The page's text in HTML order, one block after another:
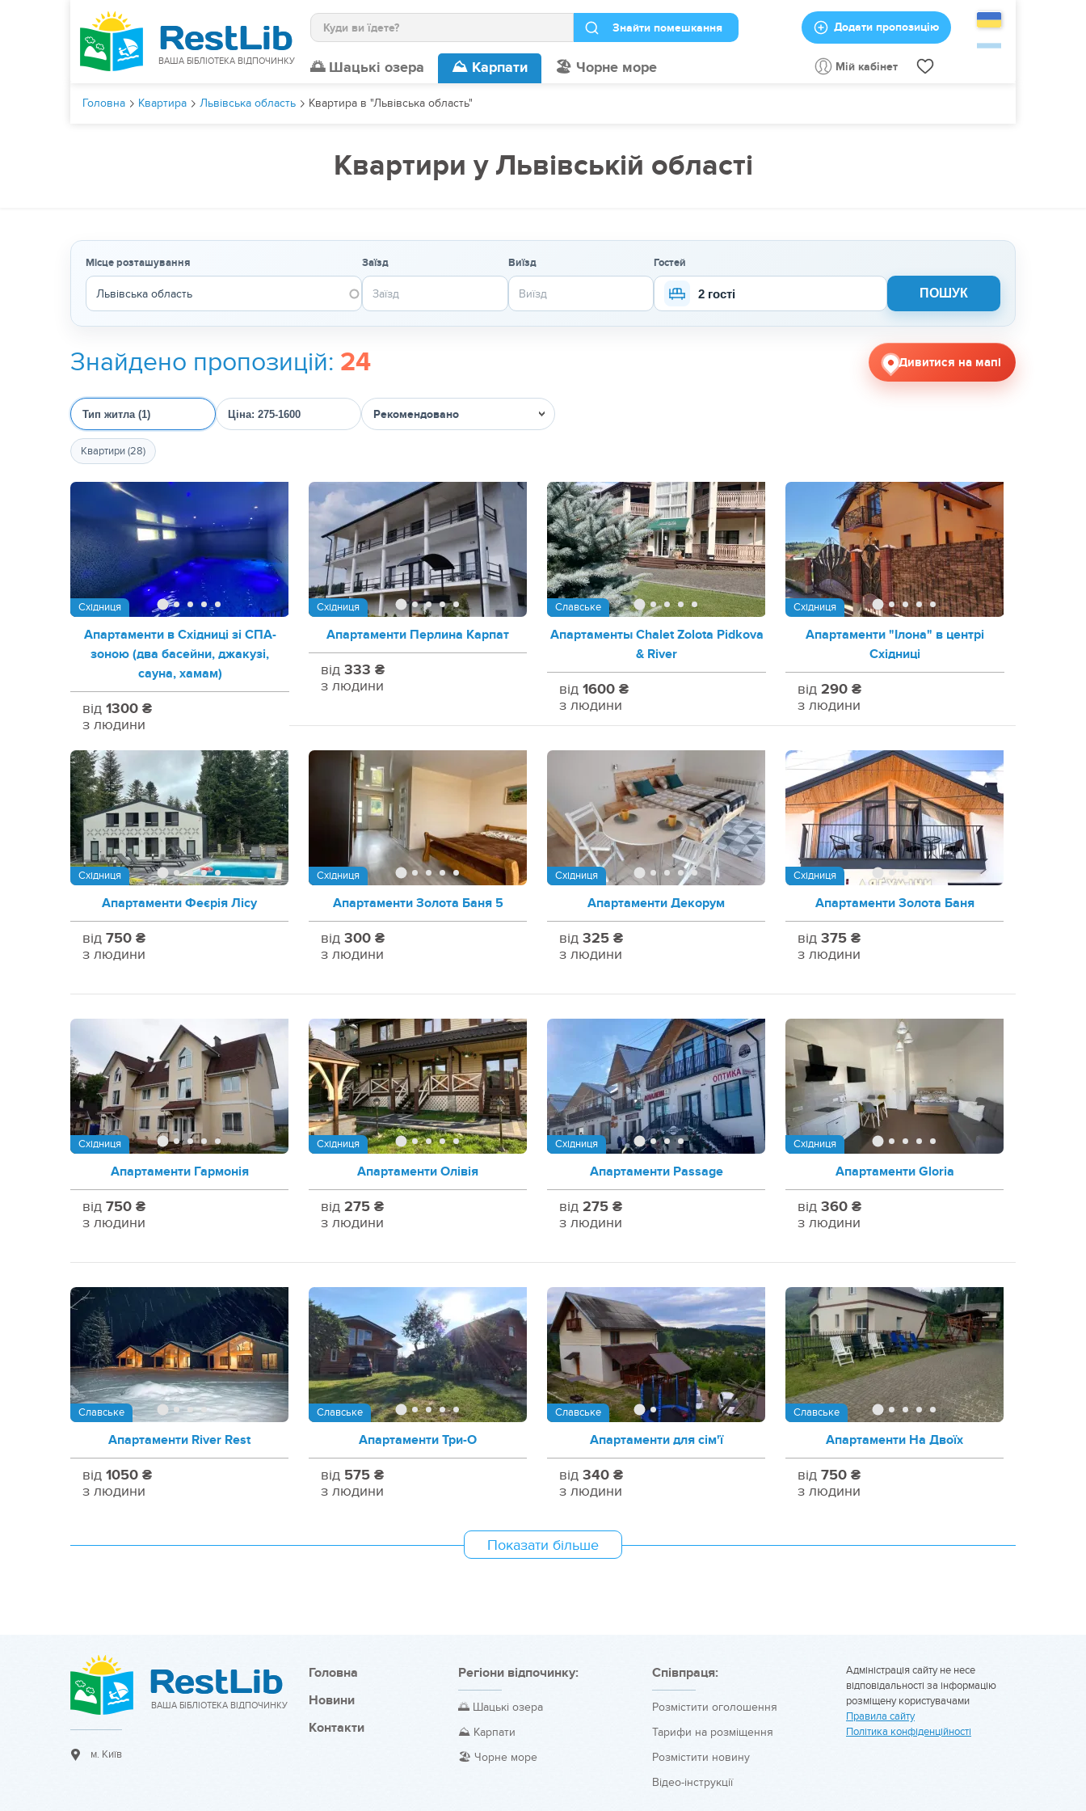
ВАША БІБЛІОТЕКА ВІДПОЧИНКУ
Пошук Додати пропозицію
🌅 Шацькі озера ⛰️ Карпати 🏖️ Чорне море Мій кабінет
Головна Квартира Львівська область Квартира в "Львівська область"
Квартири у Львівській області
Місце розташування Заїзд Виїзд Гостей
2 гості
Знайдено пропозицій: 24 Дивитися на мапі
Тип житла (1) Ціна: 275-1600
Сортувати
Квартири (28)
Східниця
Апартаменти в Східниці зі СПА-
зоною (два басейни, джакузі,
сауна, хамам)
від 1300 ₴
з людини
Східниця
Апартаменти Перлина Карпат
від 333 ₴
з людини
Славське
Апартаменты Chalet Zolota Pidkova
& River
від 1600 ₴
з людини
Східниця
Апартаменти "Ілона" в центрі
Східниці
від 290 ₴
з людини
Східниця
Апартаменти Феєрія Лісу
від 750 ₴
з людини
Східниця
Апартаменти Золота Баня 5
від 300 ₴
з людини
Східниця
Апартаменти Декорум
від 325 ₴
з людини
Східниця
Апартаменти Золота Баня
від 375 ₴
з людини
Східниця
Апартаменти Гармонія
від 750 ₴
з людини
Східниця
Апартаменти Олівія
від 275 ₴
з людини
Східниця
Апартаменти Passage
від 275 ₴
з людини
Східниця
Апартаменти Gloria
від 360 ₴
з людини
Славське
Апартаменти River Rest
від 1050 ₴
з людини
Славське
Апартаменти Три-О
від 575 ₴
з людини
Славське
Апартаменти для сім'ї
від 340 ₴
з людини
Славське
Апартаменти На Двоїх
від 750 ₴
з людини
Показати більше
ВАША БІБЛІОТЕКА ВІДПОЧИНКУ
м. Київ
Головна
Новини
Контакти
Регіони відпочинку:
🌅 Шацькі озера
⛰️ Карпати
🏖️ Чорне море
Співпраця:
Розмістити оголошення
Тарифи на розміщення
Розмістити новину
Відео-інструкції
Адміністрація сайту не несе
відповідальності за інформацію
розміщену користувачами
Правила сайту
Політика конфіденційності